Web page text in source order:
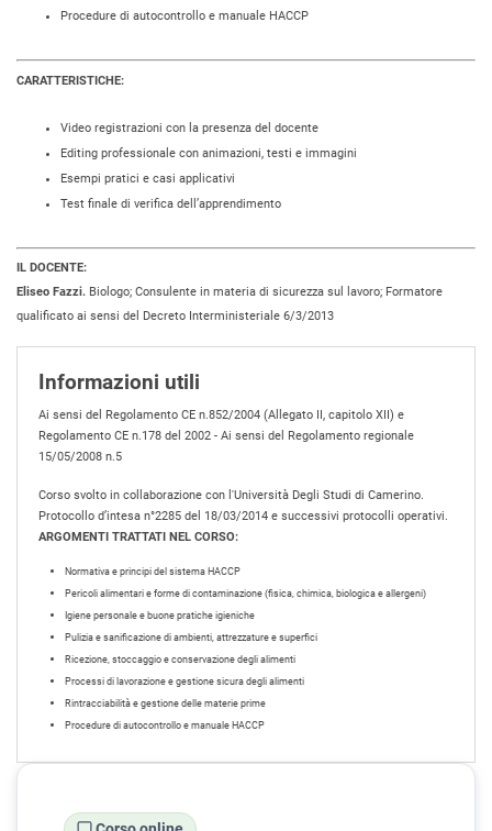
Procedure di autocontrollo e manuale HACCP
CARATTERISTICHE:
Video registrazioni con la presenza del docente
Editing professionale con animazioni, testi e immagini
Esempi pratici e casi applicativi
Test finale di verifica dell’apprendimento
IL DOCENTE:
Eliseo Fazzi. Biologo; Consulente in materia di sicurezza sul lavoro; Formatore
qualificato ai sensi del Decreto Interministeriale 6/3/2013
Informazioni utili
Ai sensi del Regolamento CE n.852/2004 (Allegato II, capitolo XII) e
Regolamento CE n.178 del 2002 - Ai sensi del Regolamento regionale
15/05/2008 n.5
Corso svolto in collaborazione con l'Università Degli Studi di Camerino.
Protocollo d’intesa n°2285 del 18/03/2014 e successivi protocolli operativi.
ARGOMENTI TRATTATI NEL CORSO:
Normativa e principi del sistema HACCP
Pericoli alimentari e forme di contaminazione (fisica, chimica, biologica e allergeni)
Igiene personale e buone pratiche igieniche
Pulizia e sanificazione di ambienti, attrezzature e superfici
Ricezione, stoccaggio e conservazione degli alimenti
Processi di lavorazione e gestione sicura degli alimenti
Rintracciabilità e gestione delle materie prime
Procedure di autocontrollo e manuale HACCP